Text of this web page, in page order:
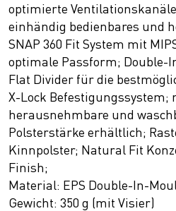
optimierte
einhändig bedienbares und
SNAP 360 Fit System mit
optimale Passform; Double-
Flat Divider für die
X-Lock Befestigungssystem;
herausnehmbare und
Polsterstärke erhältlich;
Kinnpolster; Natural Fit
Finish;
Material: EPS Double-In-
Gewicht: 350 g (mit Visier)